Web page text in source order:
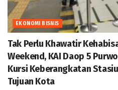
EKONOMI BISNIS
Tak Perlu Khawatir
Weekend, KAI Daop 5
Kursi Keberangkatan
Tujuan Kota